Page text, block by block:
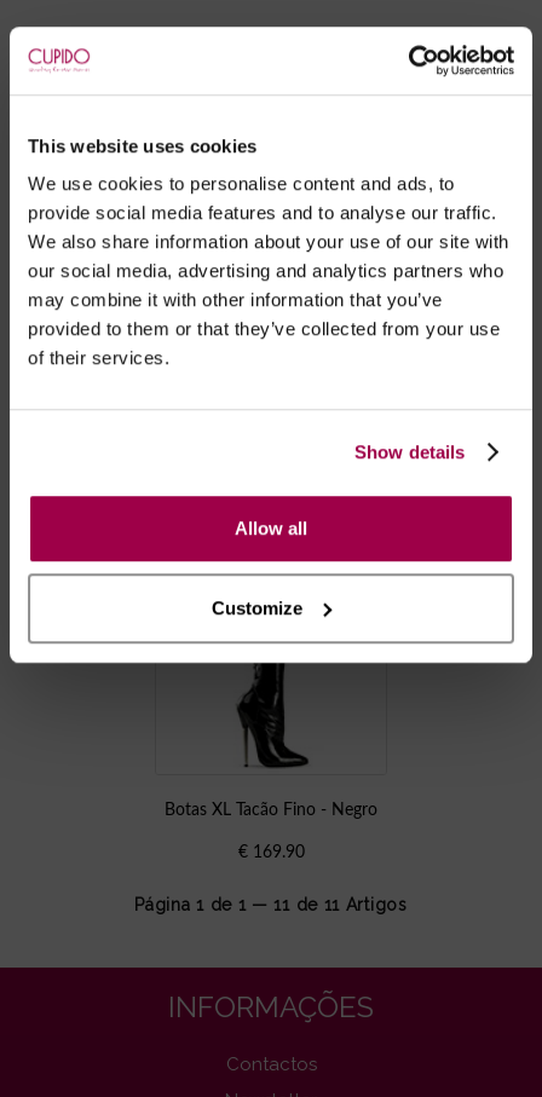
This website uses cookies
We use cookies to personalise content and ads, to
provide social media features and to analyse our traffic.
We also share information about your use of our site with
our social media, advertising and analytics partners who
may combine it with other information that you’ve
provided to them or that they’ve collected from your use
of their services.
Show details
Allow all
Customize
PLEASER
Botas XL Tacão Fino - Negro
€ 169.90
Página 1 de 1 — 11 de 11 Artigos
INFORMAÇÕES
Contactos